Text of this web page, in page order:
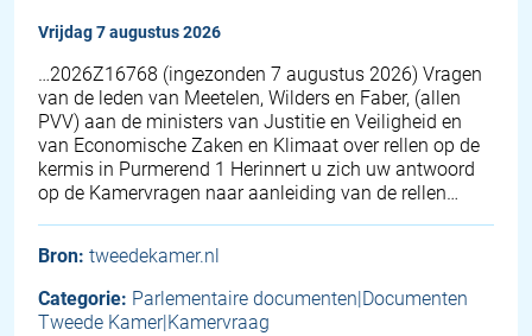
vrijdag 7 augustus 2026
… 2026Z16768 (ingezonden 7 augustus 2026) Vragen
van de leden van Meetelen, Wilders en Faber, (allen
PVV) aan de ministers van Justitie en Veiligheid en
van Economische Zaken en Klimaat over rellen op de
kermis in Purmerend 1 Herinnert u zich uw antwoord
op de Kamervragen naar aanleiding van de rellen…
Bron: tweedekamer.nl
Categorie: Parlementaire documenten|Documenten
Tweede Kamer|Kamervraag